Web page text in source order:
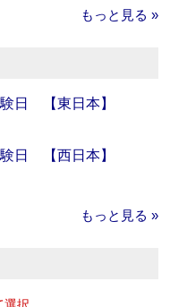
もっと見る »
日 【東日本】
日 【西日本】
もっと見る »